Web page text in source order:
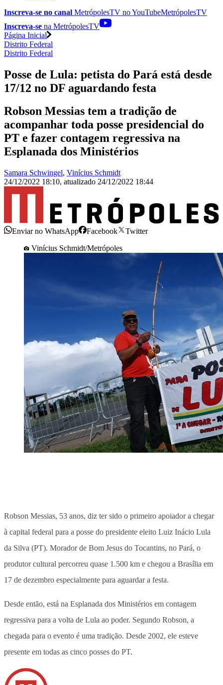
Inscreva-se no canal MetrópolesTV noYouTubeMetrópolesTV
Inscreva-se na MetrópolesTV
Página Inicial
Distrito Federal
Distrito Federal
Posse de Lula: petista do Pará está desde
17/12 no DF aguardando festa
Robson Messias tem a tradição de
acompanhar toda posse presidencial do
PT e fazer contagem regressiva na
Esplanada dos Ministérios
Samara Schwingel, Vinícius Schmidt
24/12/2022 18:10, atualizado 24/12/2022 18:44
Enviar no WhatsApp Facebook
Twitter
Vinícius Schmidt/Metrópoles
Robson Messias, 53 anos, diz ter sido o primeiro apoiador a chegar
à capital federal para a posse do presidente eleito Luiz Inácio Lula
da Silva (PT). Morador de Bom Jesus do Tocantins, no Pará, o
produtor cultural percorreu quase 1.500 km e chegou a Brasília em
17 de dezembro especialmente para aguardar a festa.
Desde então, está na Esplanada dos Ministérios em contagem
regressiva para a volta de Lula ao poder. Segundo Robson, a
chegada para o evento é uma tradição. Desde 2002, ele esteve
presente em todas as cinco posses do PT.